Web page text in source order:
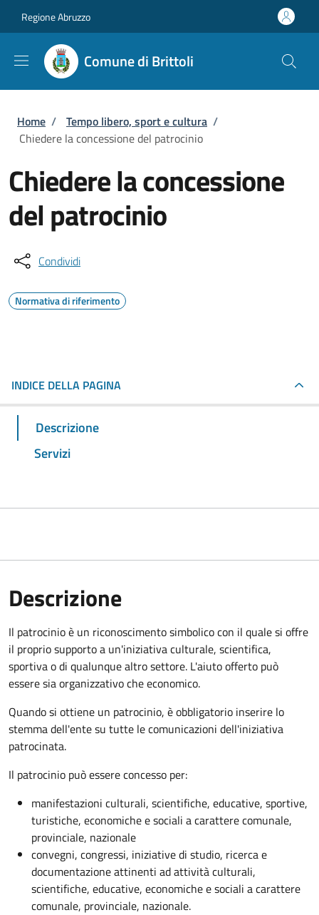
Regione Abruzzo
Comune di Brittoli
Briciole di pane
Home / Tempo libero, sport e cultura /
Chiedere la concessione del patrocinio
Chiedere la concessione
del patrocinio
Condividi
Normativa di riferimento
INDICE DELLA PAGINA
Descrizione
Servizi
Descrizione
Il patrocinio è un riconoscimento simbolico con il quale si offre
il proprio supporto a un'iniziativa culturale, scientifica,
sportiva o di qualunque altro settore. L'aiuto offerto può
essere sia organizzativo che economico.
Quando si ottiene un patrocinio, è obbligatorio inserire lo
stemma dell'ente su tutte le comunicazioni dell'iniziativa
patrocinata.
Il patrocinio può essere concesso per:
manifestazioni culturali, scientifiche, educative, sportive,
turistiche, economiche e sociali a carattere comunale,
provinciale, nazionale
convegni, congressi, iniziative di studio, ricerca e
documentazione attinenti ad attività culturali,
scientifiche, educative, economiche e sociali a carattere
comunale, provinciale, nazionale.